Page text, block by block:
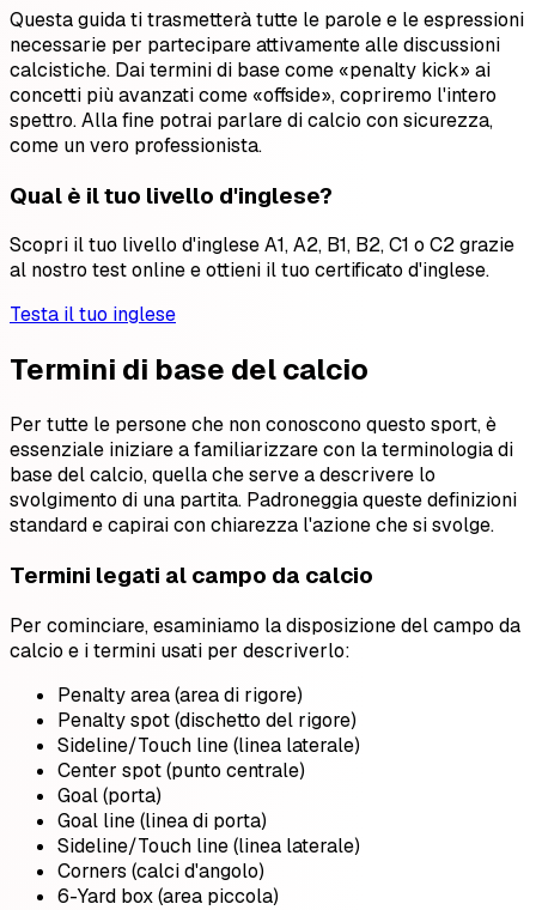
Questa guida ti trasmetterà tutte le parole e le espressioni
necessarie per partecipare attivamente alle discussioni
calcistiche. Dai termini di base come «penalty kick» ai
concetti più avanzati come «offside», copriremo l'intero
spettro. Alla fine potrai parlare di calcio con sicurezza,
come un vero professionista.
Qual è il tuo livello d'inglese?
Scopri il tuo livello d'inglese A1, A2, B1, B2, C1 o C2 grazie
al nostro test online e ottieni il tuo certificato d'inglese.
Testa il tuo inglese
Termini di base del calcio
Per tutte le persone che non conoscono questo sport, è
essenziale iniziare a familiarizzare con la terminologia di
base del calcio, quella che serve a descrivere lo
svolgimento di una partita. Padroneggia queste definizioni
standard e capirai con chiarezza l'azione che si svolge.
Termini legati al campo da calcio
Per cominciare, esaminiamo la disposizione del campo da
calcio e i termini usati per descriverlo:
Penalty area (area di rigore)
Penalty spot (dischetto del rigore)
Sideline/Touch line (linea laterale)
Center spot (punto centrale)
Goal (porta)
Goal line (linea di porta)
Sideline/Touch line (linea laterale)
Corners (calci d'angolo)
6-Yard box (area piccola)